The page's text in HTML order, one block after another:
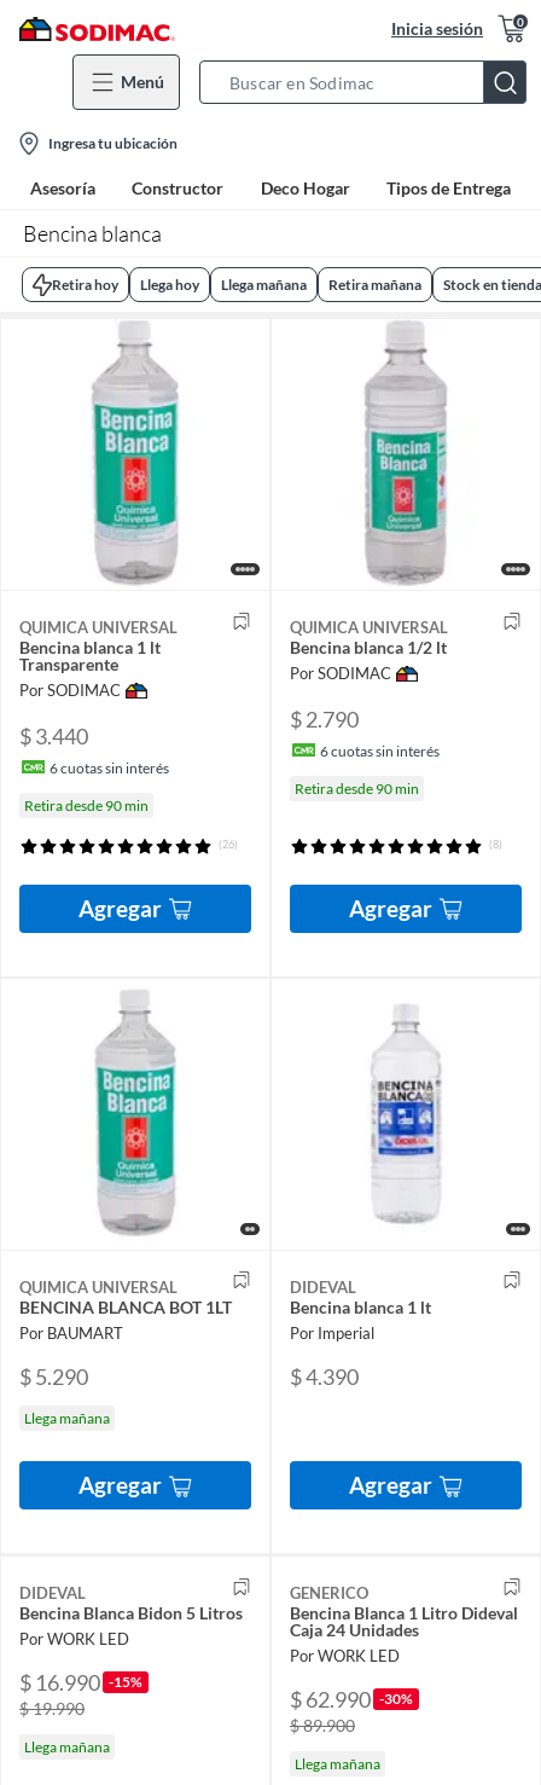
Inicia sesión 0
Menú
Bar
location-
icon
Ingresa tu ubicación
Asesoría Constructor Deco Hogar Tipos de Entrega
Bencina blanca
Retira hoy Llega hoy Llega mañana Retira mañana Stock en tienda
QUIMICA UNIVERSAL
Bencina blanca 1 lt
Transparente
Por SODIMAC
$ 3.440
6cuotas sin interés
Retira desde 90 min
(26)
Agregar
QUIMICA UNIVERSAL
Bencina blanca 1/2 lt
Por SODIMAC
$ 2.790
6cuotas sin interés
Retira desde 90 min
(8)
Agregar
QUIMICA UNIVERSAL
BENCINA BLANCA BOT 1LT
Por BAUMART
$ 5.290
Llega mañana
Agregar
DIDEVAL
Bencina blanca 1 lt
Por Imperial
$ 4.390
Agregar
DIDEVAL
Bencina Blanca Bidon 5 Litros
Por WORK LED
$ 16.990 -15%
$ 19.990
Llega mañana
GENERICO
Bencina Blanca 1 Litro Dideval
Caja 24 Unidades
Por WORK LED
$ 62.990 -30%
$ 89.900
Llega mañana